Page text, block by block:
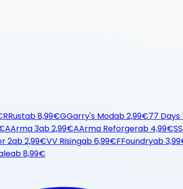
RRustab8,99€GGarry's Modab2,99€77 Days
AArma 3ab2,99€AArma Reforgerab 4,99€S
2ab2,99€VV Risingab6,99€FFoundryab
ab8,99€